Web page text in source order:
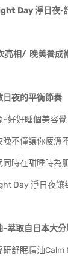
Day 淨日夜·
亮相/ 晚美養成
日夜的平衡節奏
~好好睡個美容覺
晚不僅讓你疲憊
同時在甜睡時為
Day 淨日夜
-萃取自日本大
研舒眠精油